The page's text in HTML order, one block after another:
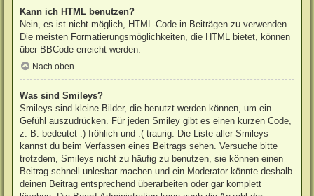
Kann ich HTML benutzen?
Nein, es ist nicht möglich, HTML-Code in Beiträgen zu verwenden.
Die meisten Formatierungsmöglichkeiten, die HTML bietet, können
über BBCode erreicht werden.
Nach oben
Was sind Smileys?
Smileys sind kleine Bilder, die benutzt werden können, um ein
Gefühl auszudrücken. Für jeden Smiley gibt es einen kurzen Code,
z. B. bedeutet :) fröhlich und :( traurig. Die Liste aller Smileys
kannst du beim Verfassen eines Beitrags sehen. Versuche bitte
trotzdem, Smileys nicht zu häufig zu benutzen, sie können einen
Beitrag schnell unlesbar machen und ein Moderator könnte deshalb
deinen Beitrag entsprechend überarbeiten oder gar komplett